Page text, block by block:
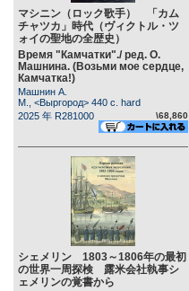
マシニン（ロック歌手） 「カム
チャツカ」時代（ヴィクトル・ツ
ォイの聖地の全歴史）
Время "Камчатки"./ ред. О.
Машнина. (Возьми мое сердце,
Камчатка!)
Машнин А.
М., <Выргород> 440 c. hard
2025 年 R281000
\68,860
シェメリン 1803～1806年の最初
の世界一周探検 露米会社執事シ
ェメリンの覚書から